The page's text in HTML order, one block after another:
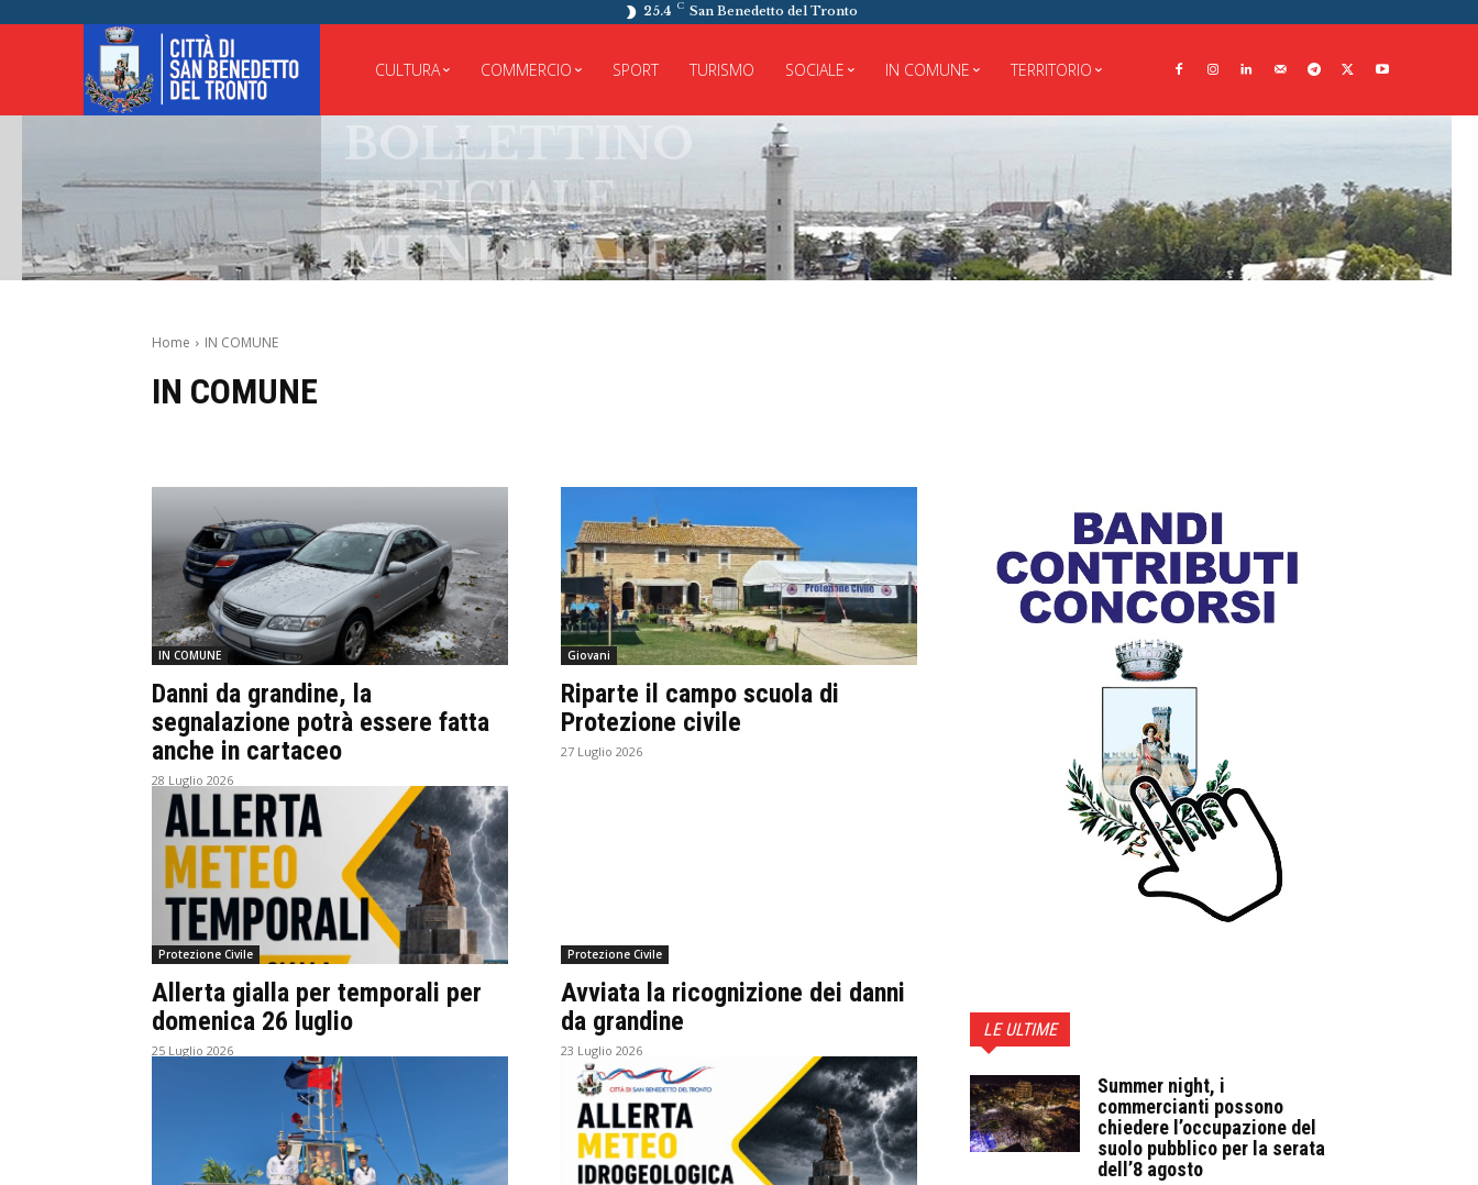
25.4 C San Benedetto del Tronto
CULTURA COMMERCIO SPORT TURISMO SOCIALE IN COMUNE TERRITORIO
BOLLETTINO
UFFICIALE
MUNICIPALE
Home IN COMUNE
IN COMUNE
IN COMUNE
Danni da grandine, la
segnalazione potrà essere fatta
anche in cartaceo
28 Luglio 2026
Giovani
Riparte il campo scuola di
Protezione civile
27 Luglio 2026
Protezione Civile
Allerta gialla per temporali per
domenica 26 luglio
25 Luglio 2026
Protezione Civile
Avviata la ricognizione dei danni
da grandine
23 Luglio 2026
LE ULTIME
Summer night, i
commercianti possono
chiedere l’occupazione del
suolo pubblico per la serata
dell’8 agosto